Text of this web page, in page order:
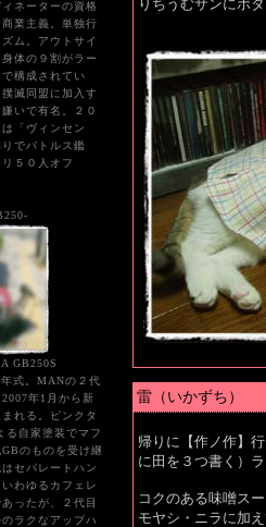
ネーターの資格
業主義。単独行
ム。アウトサイ
体の９割がラー
構成されてい
滅同盟に加入す
いで有名。２０
「ヴィンセン
でバトルス鑑
５０人オフ
GB250S
式。MANの２代
年1月から新
れる。ピンクタ
る自家塗装でマフ
のものを受け継
セパレートハン
わゆるカフェレ
ったが、２代目
ラクなアップハ
りちうむサンにボ
雷（いかずち）
帰りに【作ノ作】
に田を３つ書く）
コクのある味噌ス
モヤシ・ニラに加